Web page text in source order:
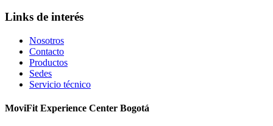
Links de interés
Nosotros
Contacto
Productos
Sedes
Servicio técnico
MoviFit Experience Center Bogotá